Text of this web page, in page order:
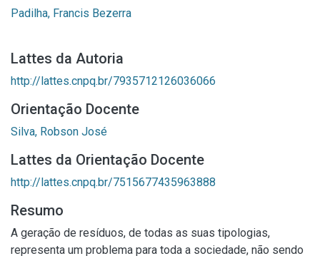
Padilha, Francis Bezerra
Lattes da Autoria
http://lattes.cnpq.br/7935712126036066
Orientação Docente
Silva, Robson José
Lattes da Orientação Docente
http://lattes.cnpq.br/7515677435963888
Resumo
A geração de resíduos, de todas as suas tipologias,
representa um problema para toda a sociedade, não sendo